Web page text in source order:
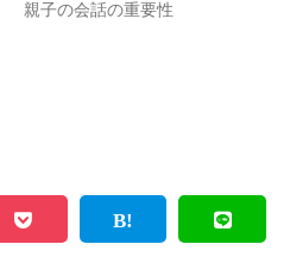
親子の会話の重要性